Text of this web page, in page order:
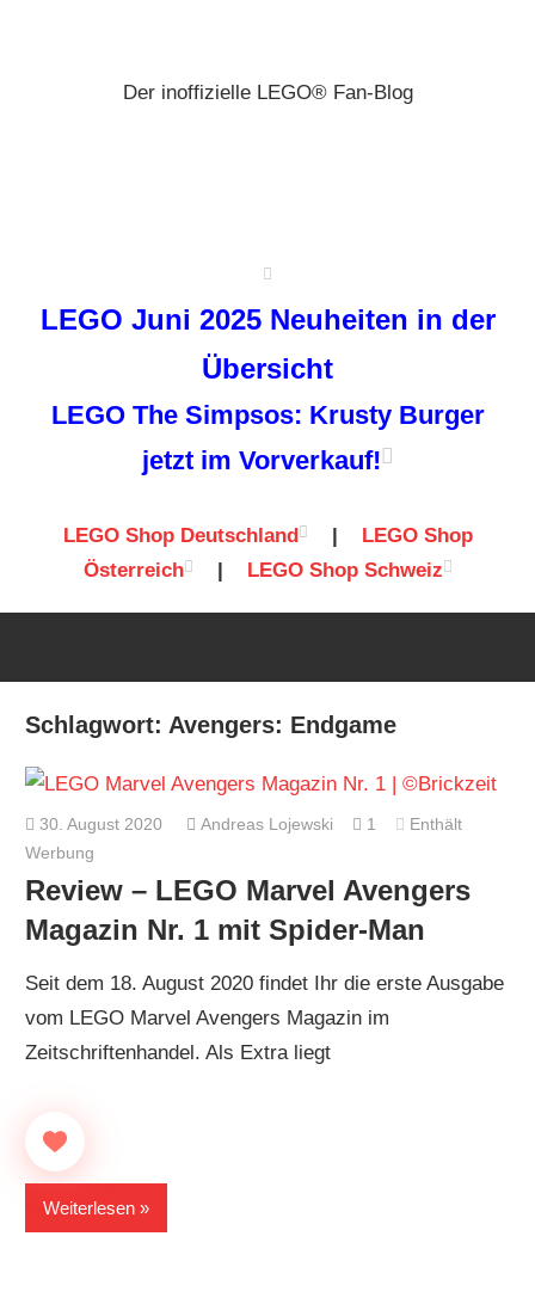
Der inoffizielle LEGO® Fan-Blog
LEGO Juni 2025 Neuheiten in der
Übersicht
LEGO The Simpsos: Krusty Burger
jetzt im Vorverkauf!
LEGO Shop Deutschland | LEGO Shop
Österreich
| LEGO Shop Schweiz
Schlagwort: Avengers: Endgame
30. August 2020 Andreas Lojewski 1
Enthält
Werbung
Review – LEGO Marvel Avengers
Magazin Nr. 1 mit Spider-Man
Seit dem 18. August 2020 findet Ihr die erste Ausgabe
vom LEGO Marvel Avengers Magazin im
Zeitschriftenhandel. Als Extra liegt
Weiterlesen